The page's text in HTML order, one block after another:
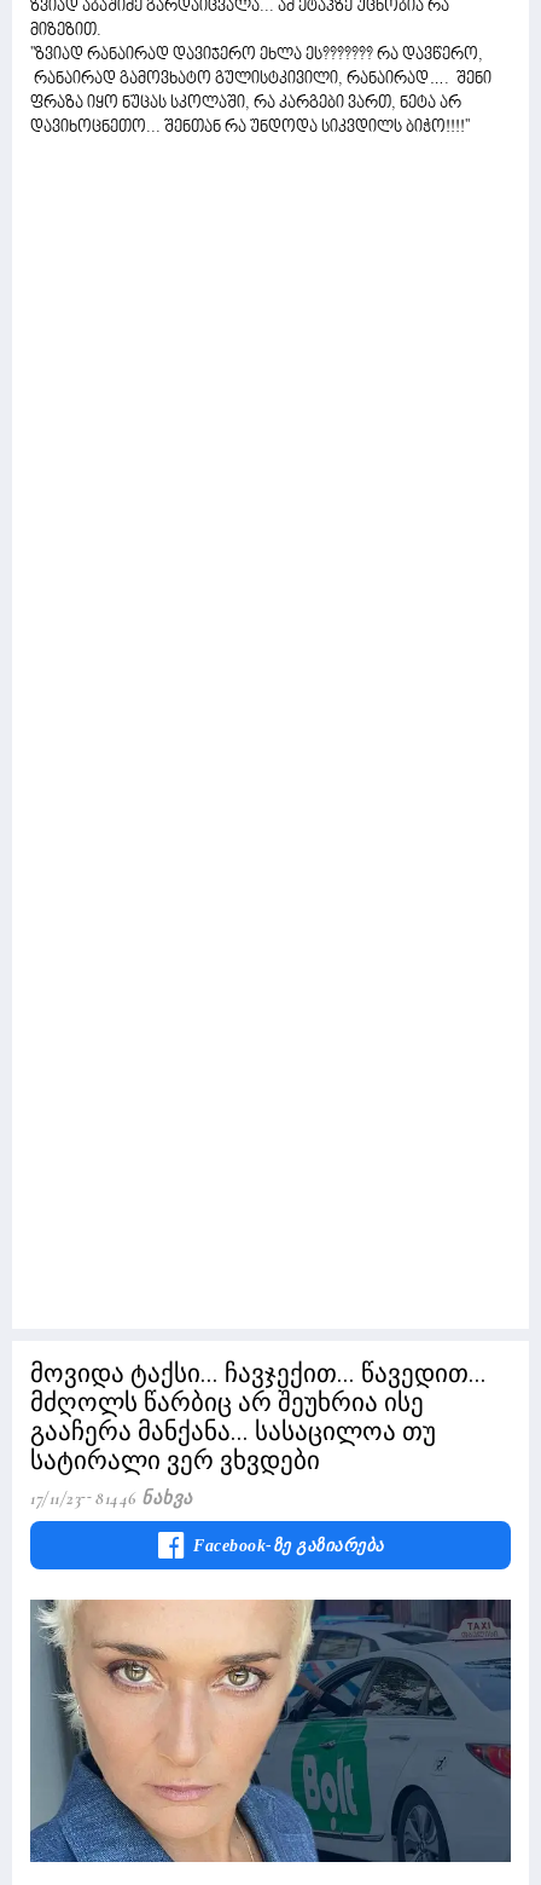
ზვიად აბაშიძე გარდაიცვალა... ამ ეტაპზე უცნობია რა
მიზეზით.
''ზვიად რანაირად დავიჯერო ეხლა ეს??????? რა დავწერო,
რანაირად გამოვხატო გულისტკივილი, რანაირად…. შენი
ფრაზა იყო ნუცას სკოლაში, რა კარგები ვართ, ნეტა არ
დავიხოცნეთო... შენთან რა უნდოდა სიკვდილს ბიჭო!!!!''
მოვიდა ტაქსი... ჩავჯექით... წავედით...
მძღოლს წარბიც არ შეუხრია ისე
გააჩერა მანქანა... სასაცილოა თუ
სატირალი ვერ ვხვდები
17/11/23 81446 Ნახვა
Facebook-Ზე Გაზიარება